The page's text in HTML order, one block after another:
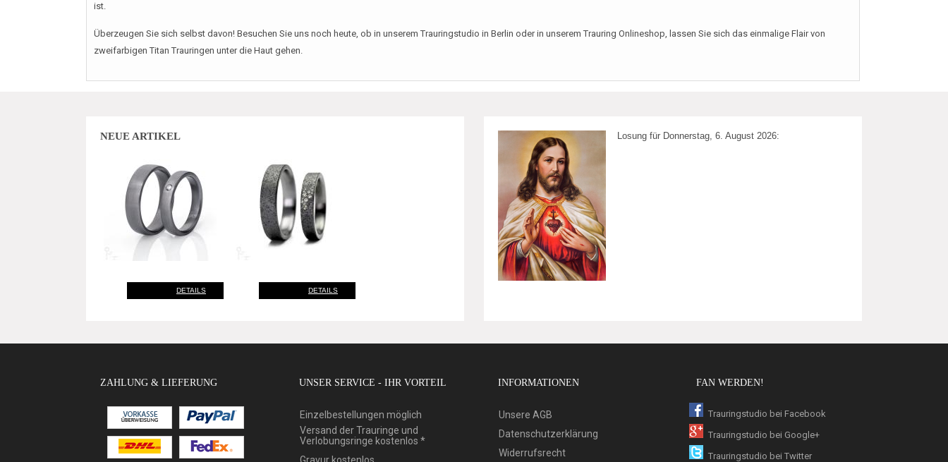
ist.
Überzeugen Sie sich selbst davon! Besuchen Sie uns noch heute, ob in unserem Trauringstudio in Berlin oder in unserem Trauring Onlineshop, lassen Sie sich das einmalige Flair von
zweifarbigen Titan Trauringen unter die Haut gehen.
NEUE ARTIKEL
DETAILS DETAILS
Losung für Donnerstag, 6. August 2026:
ZAHLUNG & LIEFERUNG UNSER SERVICE - IHR VORTEIL
Einzelbestellungen möglich
Versand der Trauringe und
Verlobungsringe kostenlos *
INFORMATIONEN
Unsere AGB
Datenschutzerklärung
Widerrufsrecht
FAN WERDEN!
Trauringstudio bei Facebook
Trauringstudio bei Google+
Trauringstudio bei Twitter